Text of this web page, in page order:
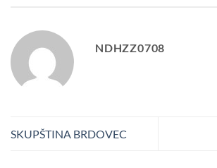
NDHZZ0708
SKUPŠTINA BRDOVEC